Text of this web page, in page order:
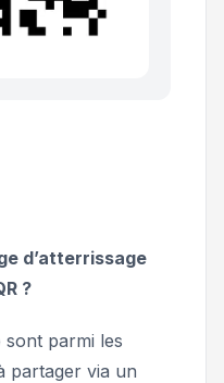
d’atterrissage
?
sont parmi les
partager via un